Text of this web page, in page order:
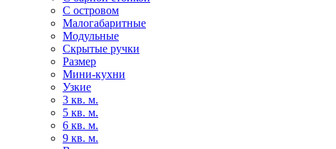
С островом
Малогабаритные
Модульные
Скрытые ручки
Размер
Мини-кухни
Узкие
3 кв. м.
5 кв. м.
6 кв. м.
9 кв. м.